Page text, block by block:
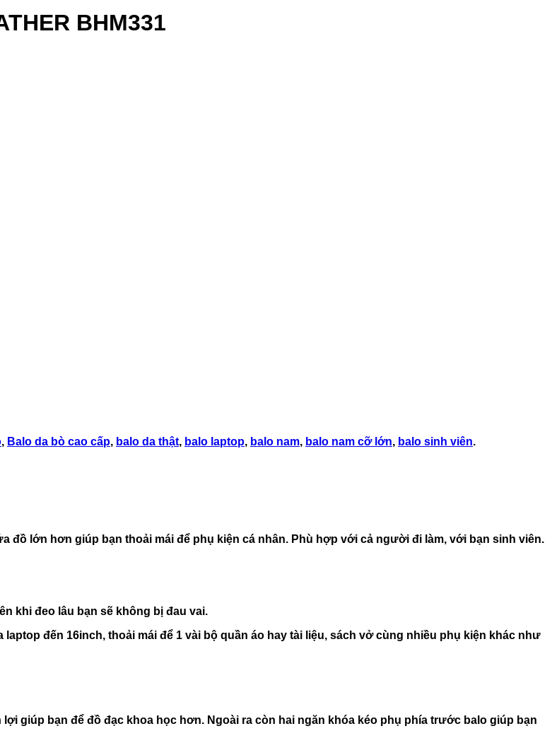
BHM331
, Balo da bò cao cấp, balo da thật, balo laptop, balo nam, balo nam cỡ lớn, balo sinh viên.
đồ lớn hơn giúp bạn thoải mái để phụ kiện cá nhân. Phù hợp với cả người đi làm, với bạn sinh viên.
khi đeo lâu bạn sẽ không bị đau vai.
laptop đến 16inch, thoải mái để 1 vài bộ quần áo hay tài liệu, sách vở cùng nhiều phụ kiện khác như
giúp bạn để đồ đạc khoa học hơn. Ngoài ra còn hai ngăn khóa kéo phụ phía trước balo giúp bạn